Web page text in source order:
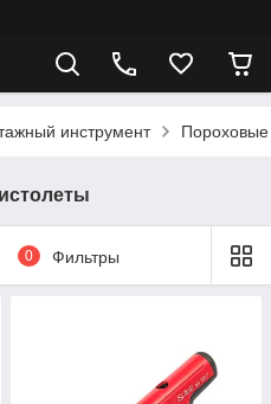
инструмент
0 Фильтры